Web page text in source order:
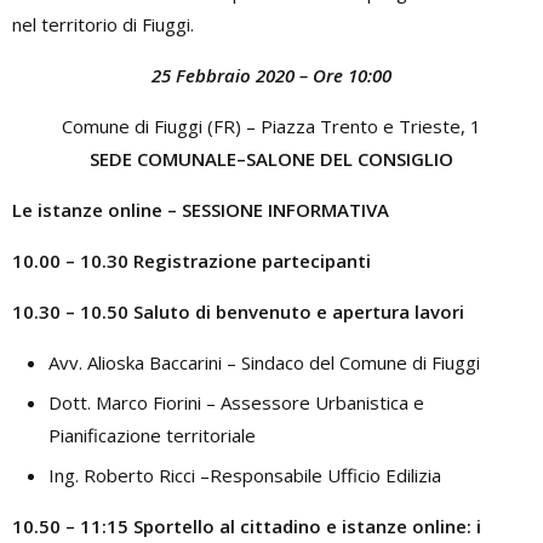
nel territorio di Fiuggi.
25 Febbraio 2020 – Ore 10:00
Comune di Fiuggi (FR) – Piazza Trento e Trieste, 1
SEDE COMUNALE–SALONE DEL CONSIGLIO
Le istanze online – SESSIONE INFORMATIVA
10.00 – 10.30 Registrazione partecipanti
10.30 – 10.50 Saluto di benvenuto e apertura lavori
Avv. Alioska Baccarini – Sindaco del Comune di Fiuggi
Dott. Marco Fiorini – Assessore Urbanistica e
Pianificazione territoriale
Ing. Roberto Ricci –Responsabile Ufficio Edilizia
10.50 – 11:15 Sportello al cittadino e istanze online: i